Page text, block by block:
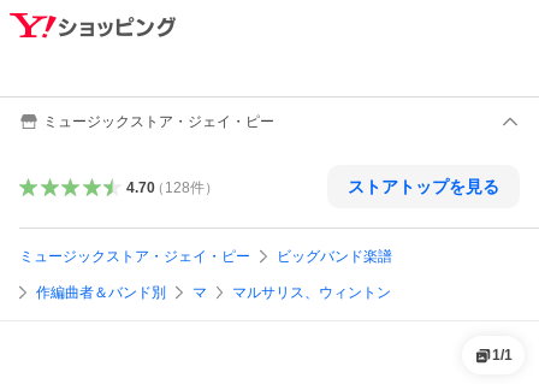
ミュージックストア・ジェイ・ピー
4.70（ 128件） ストアトップを見る
ミュージックストア・ジェイ・ピー ビッグバンド楽譜
作編曲者＆バンド別 マ マルサリス、ウィントン
1/1